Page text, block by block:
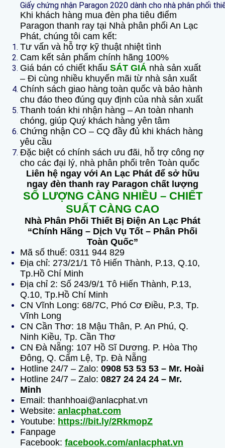
Giấy chứng nhận Paragon 2020 dành cho nhà phân phối
Khi khách hàng mua đèn pha tiêu điểm
Paragon thanh ray tại Nhà phân phối An Lạc
Phát, chúng tôi cam kết:
Tư vấn và hỗ trợ kỹ thuật nhiệt tình
Cam kết sản phẩm chính hãng 100%
Giá bán có chiết khấu SÁT GIÁ nhà sản xuất
– Đi cùng nhiều khuyến mãi từ nhà sản xuất
Chính sách giao hàng toàn quốc và bảo hành
chu đáo theo đúng quy định của nhà sản xuất
Thanh toán khi nhận hàng – An toàn nhanh
chóng, giúp Quý khách hàng yên tâm
Chứng nhận CO – CQ đầy đủ khi khách hàng
yêu cầu
Đặc biệt có chính sách ưu đãi, hỗ trợ công nợ
cho các đại lý, nhà phân phối trên Toàn quốc
Liên hệ ngay với An Lạc Phát để sở hữu
ngay đèn thanh ray Paragon chất lượng
SỐ LƯỢNG CÀNG NHIỀU – CHIẾT
SUẤT CÀNG CAO
Nhà Phân Phối Thiết Bị Điện An Lạc Phát
“Chính Hãng – Dịch Vụ Tốt – Phân Phối
Toàn Quốc”
Mã số thuế: 0311 944 829
Địa chỉ: 273/21/1 Tô Hiến Thành, P.13, Q.10,
Tp.Hồ Chí Minh
Địa chỉ 2: Số 243/9/1 Tô Hiến Thành, P.13,
Q.10, Tp.Hồ Chí Minh
CN Vĩnh Long: 68/7C, Phó Cơ Điều, P.3, Tp.
Vĩnh Long
CN Cần Thơ: 18 Mậu Thân, P. An Phú, Q.
Ninh Kiều, Tp. Cần Thơ
CN Đà Nẵng: 107 Hồ Sĩ Dương. P. Hòa Thọ
Đông, Q. Cẩm Lệ, Tp. Đà Nẵng
Hotline 24/7 – Zalo: 0908 53 53 53 – Mr. Hoài
Hotline 24/7 – Zalo: 0827 24 24 24 – Mr.
Minh
Email: thanhhoai@anlacphat.vn
Website: anlacphat.com
Youtube: https://bit.ly/2RkmopZ
Fanpage
Facebook: facebook.com/anlacphat.vn